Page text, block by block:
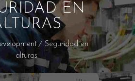
EN
Seguridad en
alturas